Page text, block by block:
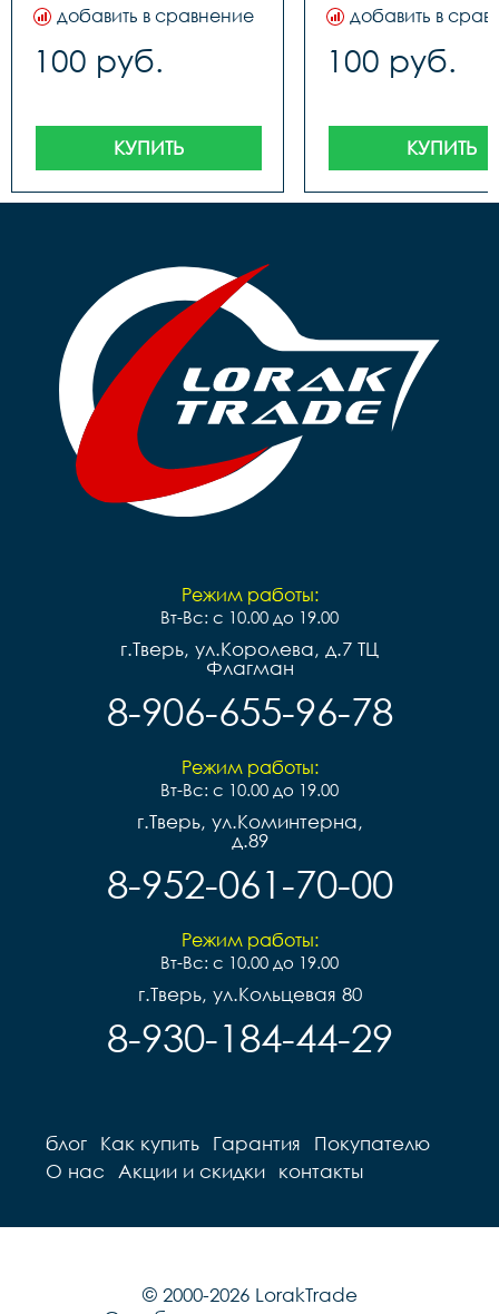
добавить в сравнение
100 руб.
КУПИТЬ
добавить в
100 руб.
КУПИТЬ
Режим работы:
Вт-Вс: с 10.00 до 19.00
г.Тверь, ул.Королева, д.7 ТЦ
Флагман
8-906-655-96-78
Режим работы:
Вт-Вс: с 10.00 до 19.00
г.Тверь, ул.Коминтерна,
д.89
8-952-061-70-00
Режим работы:
Вт-Вс: с 10.00 до 19.00
г.Тверь, ул.Кольцевая 80
8-930-184-44-29
блог Как купить Гарантия
Покупателю
О нас
Акции и скидки контакты
© 2000-2026 LorakTrade